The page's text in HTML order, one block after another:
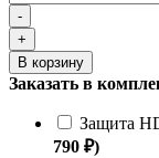
-
+
В корзину
Заказать в
Защита
790 ₽)